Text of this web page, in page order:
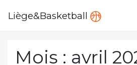
Liège&Basketball
Mois : avril